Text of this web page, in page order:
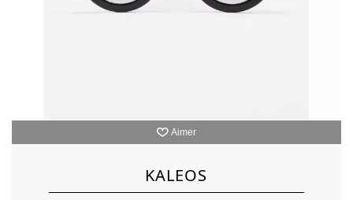
Aimer
KALEOS